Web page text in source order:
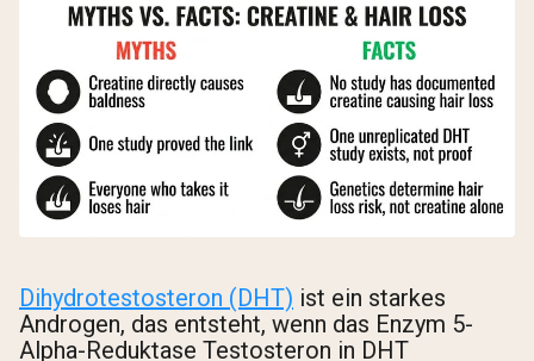
Dihydrotestosteron (DHT) ist ein starkes
Androgen, das entsteht, wenn das Enzym 5-
Alpha-Reduktase Testosteron in DHT